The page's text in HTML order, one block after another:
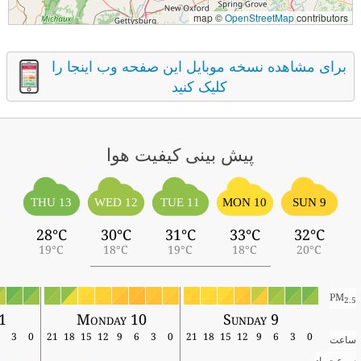
map ©OpenStreetMapcontributors
برای مشاهده نسخه موبایل این صفحه وب اینجا را
کلیک کنید
پیش بینی کیفیت هوا
SUN 9
32°C
20°C
MON 10
33°C
18°C
TUE 11
31°C
19°C
WED 12
30°C
18°C
THU 13
28°C
19°C
PM2.5
Sunday 9
Monday 10
ساعت 0
3
6
9
12
15
18
21
0
3
6
9
12
15
18
21
0
3